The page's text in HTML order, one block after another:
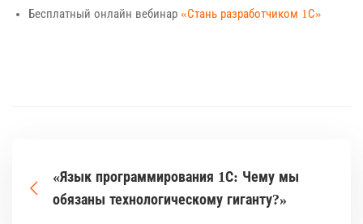
Бесплатный онлайн вебинар «Стань разработчиком 1С»
«Язык программирования 1С: Чему мы
обязаны технологическому гиганту?»